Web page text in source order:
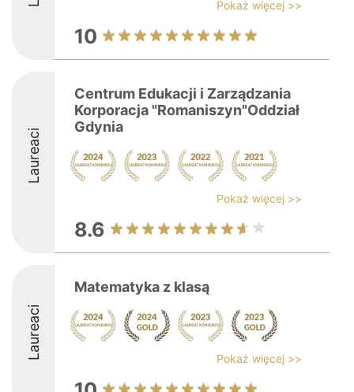
Pokaż więcej >>
10
Laureaci
Centrum Edukacji i Zarządzania
Korporacja "Romaniszyn"Oddział
Gdynia
Pokaż więcej >>
8.6
Laureaci
Matematyka z klasą
Pokaż więcej >>